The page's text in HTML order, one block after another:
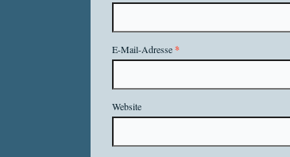
E-Mail-Adresse*
Website